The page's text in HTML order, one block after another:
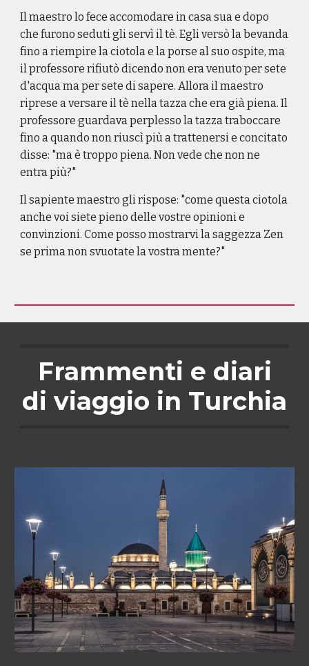
Il maestro lo fece accomodare in casa sua e dopo
che furono seduti gli servì il tè. Egli versò la bevanda
fino a riempire la ciotola e la porse al suo ospite, ma
il professore rifiutò dicendo non era venuto per sete
d'acqua ma per sete di sapere. Allora il maestro
riprese a versare il tè nella tazza che era già piena. Il
professore guardava perplesso la tazza traboccare
fino a quando non riuscì più a trattenersi e concitato
disse: "ma è troppo piena. Non vede che non ne
entra più?"
Il sapiente maestro gli rispose: "come questa ciotola
anche voi siete pieno delle vostre opinioni e
convinzioni. Come posso mostrarvi la saggezza Zen
se prima non svuotate la vostra mente?"
Frammenti e diari
di viaggio in Turchia